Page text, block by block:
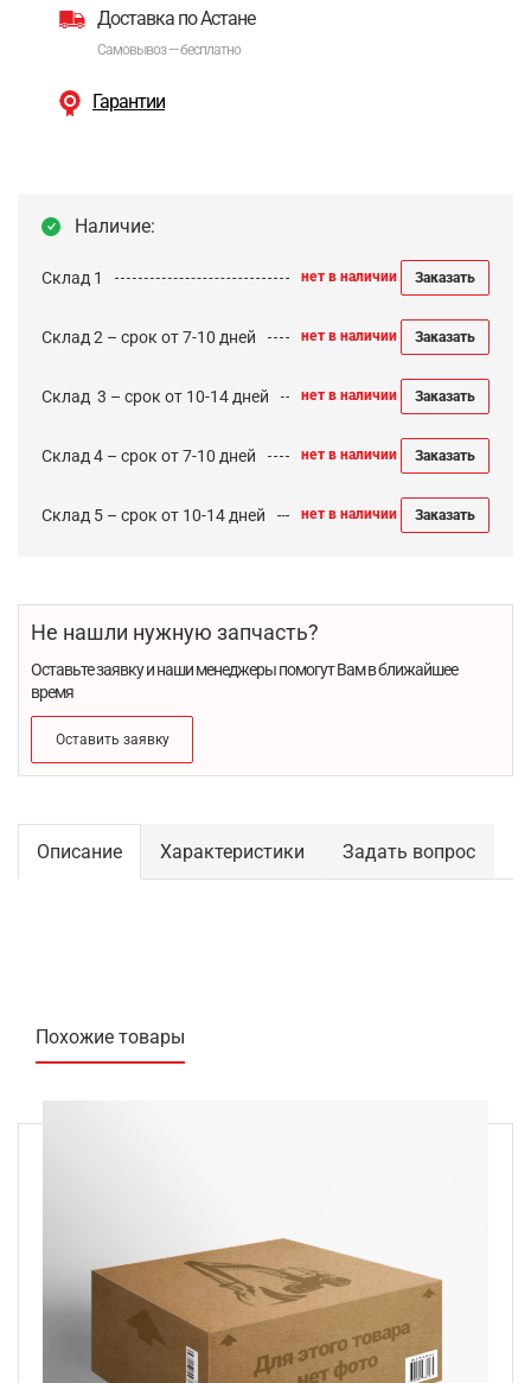
Доставка по Астане
Самовывоз — бесплатно
Гарантии
Наличие:
Склад 1 нет в наличии Заказать
Склад 2 – срок от 7-10 дней нет в наличии Заказать
Cклад 3 – срок от 10-14 дней нет в наличии Заказать
Склад 4 – срок от 7-10 дней нет в наличии Заказать
Склад 5 – срок от 10-14 дней нет в наличии Заказать
Не нашли нужную запчасть?
Оставьте заявку и наши менеджеры помогут Вам в ближайшее
время
Оставить заявку
Описание Характеристики Задать вопрос
Похожие товары